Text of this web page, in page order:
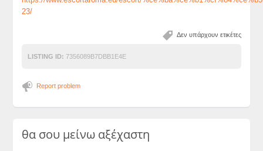
23/
Δεν υπάρχουν ετικέτες
LISTING ID: 7356089B7DBB1E4E
Report problem
θα σου μείνω αξέχαστη